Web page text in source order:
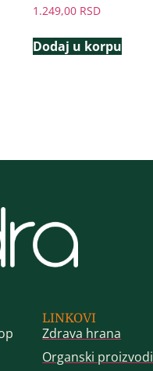
1.249,00 RSD
Dodaj u korpu
LINKOVI
Zdrava hrana
Organski proizvodi